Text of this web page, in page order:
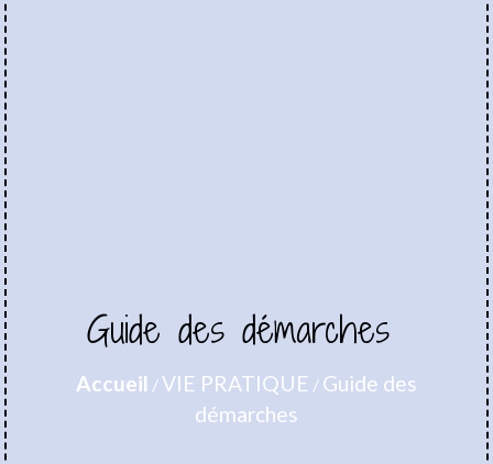
Guide des démarches
Accueil /VIE PRATIQUE / Guide des
démarches